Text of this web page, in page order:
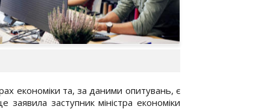
економіки та, за даними опитувань, є
заступник міністра економіки